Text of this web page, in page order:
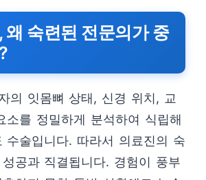
왜 숙련된 전문의가 중
의 잇몸뼈 상태, 신경 위치, 교
소를 정밀하게 분석하여 식립해
수술입니다. 따라서 의료진의 숙
공과 직결됩니다. 경험이 풍부